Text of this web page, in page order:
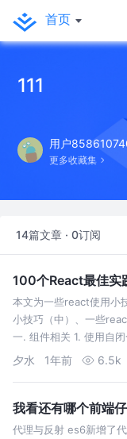
首页
111
用户
更多收藏集
14篇文章 · 0订阅
100个React最佳实
本文为一些react使用小
小技巧（中）、一些
一. 组件相关 1. 使用自
Fragment组件而不是
夕水 1年前 6.5k
我看还有哪个前端
代理与反射 es6新增了